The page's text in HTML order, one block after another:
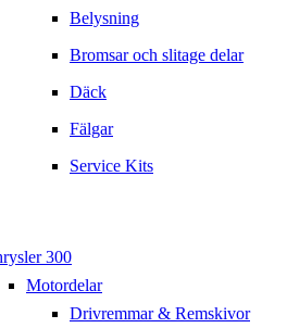
Belysning
Bromsar och slitage delar
Däck
Fälgar
Service Kits
300
Motordelar
Drivremmar & Remskivor